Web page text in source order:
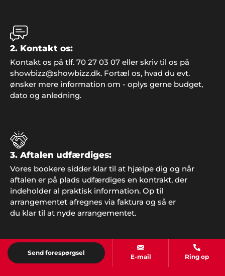
Preben, Varde
"Vi gjorde det igen! Overraskede familien med fest
og underholdning fra Showbizz Danmark. Det
virker hver gang".
Frank Sørensen, Valby
"Super fin hjemmeside I har - nemt at finde
inspiration og udfylde formularen, og fedt I lige
følger op og ringer med mere information. Vi har
booket bandet og glæder os til arrangementet til
sommer. Tak for hjælpen".
Kurt & Jonna, Ålborg
"Tak. Bare tak... Det var fantastisk at få professionel
vejledning i forbindelse med vores fest".
2. Kontakt os:
Kontakt os på tlf. 70 27 03 07 eller skriv til os på
showbizz@showbizz.dk. Fortæl os, hvad du evt.
ønsker mere information om - oplys gerne budget,
dato og anledning.
3. Aftalen udfærdiges:
Vores bookere sidder klar til at hjælpe dig og når
aftalen er på plads udfærdiges en kontrakt, der
indeholder al praktisk information. Op til
arrangementet afregnes via faktura og så er
du klar til at nyde arrangementet.
Send forespørgsel
E-mail Ring op